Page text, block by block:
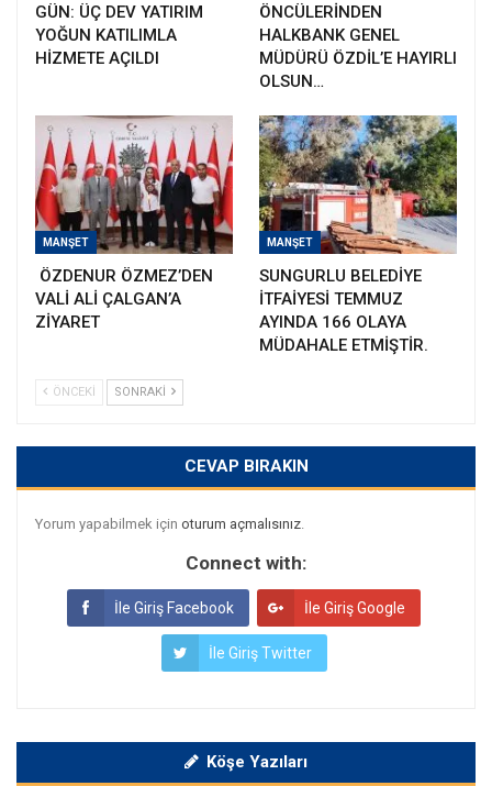
GÜN: ÜÇ DEV YATIRIM
YOĞUN KATILIMLA
HİZMETE AÇILDI
ÖNCÜLERİNDEN
HALKBANK GENEL
MÜDÜRÜ ÖZDİL’E HAYIRLI
OLSUN…
MANŞET
ÖZDENUR ÖZMEZ’DEN
VALİ ALİ ÇALGAN’A
ZİYARET
MANŞET
SUNGURLU BELEDİYE
İTFAİYESİ TEMMUZ
AYINDA 166 OLAYA
MÜDAHALE ETMİŞTİR.
ÖNCEKI SONRAKI
CEVAP BIRAKIN
Yorum yapabilmek için oturum açmalısınız
Connect with:
İle Giriş Facebook İle Giriş Google
İle Giriş Twitter
Köşe Yazıları